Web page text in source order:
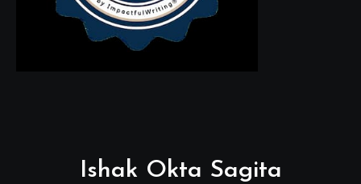
Ishak Okta Sagita